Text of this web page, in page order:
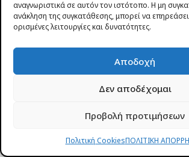
αναγνωριστικά σε αυτόν τον ιστότοπο. Η μη
ανάκληση της συγκατάθεσης, μπορεί να
ορισμένες λειτουργίες και δυνατότητες.
Αποδοχή
Δεν αποδέχομαι
Προβολή προτιμήσεων
Πολιτική CookiesΠΟΛΙΤΙΚΗ
Η σωστή ενημέρωση είναι το πρώτο
και όμορφο δέρμα.Επικοινωνήστεμε
δερματολογική φροντίδα.
Δρ. Βασιλική